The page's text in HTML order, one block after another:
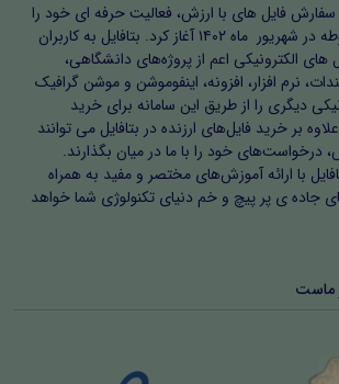
سفارش فایل های با ارزش، فعالیت حرفه ای خود را
با اخذ مجوزهای مربوطه در شهریور ماه ۱۴۰۲ آغاز کرد. بتافایل به کاربران
الکترونیکی اعم از پروژه‌های دانشگاهی،
نرم افزار، افزونه، اینفوموشن و موشن گرافیک
دیگری را از طریق این سامانه برای خرید
بر خرید فایل‌های ارزنده در بتافایل می توانند
خود را با ما در میان بگذارند.
با ارائه آموزش‌های مختصر و مفید به همراه
جاده ی پر پیچ و خم دنیای تکنولوژی شما خواهد
ماست